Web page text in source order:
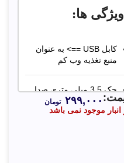
ویژگی ها:
کابل USB ==> به عنوان
منبع تغذیه وب کم
جک 3.5 میلی متری صدا
==> انتقال صدا در وب
کم
انبار موجود نمی باشد
۲۹۹,۰۰۰ تومان